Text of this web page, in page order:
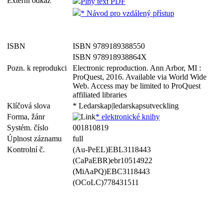
* Návod pro vzdálený přístup
ISBN
ISBN 9789189388550
ISBN 978918938864X
Pozn. k reprodukci
Electronic reproduction. Ann Arbor, MI :
ProQuest, 2016. Available via World Wide
Web. Access may be limited to ProQuest
affiliated libraries
Klíčová slova
* Ledarskap|ledarskapsutveckling
Forma, žánr
* elektronické knihy
Systém. číslo
001810819
Úplnost záznamu
full
Kontrolní č.
(Au-PeEL)EBL3118443
(CaPaEBR)ebr10514922
(MiAaPQ)EBC3118443
(OCoLC)778431511